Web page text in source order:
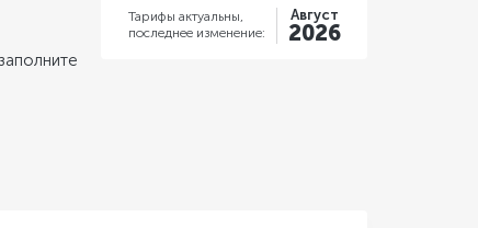
Тарифы актуальны,
последнее изменение:
Август
2026